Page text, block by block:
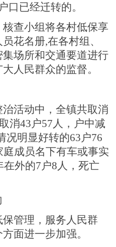
口已经迁转的。
核查小组将各村低保享
花名册,在各村组、
场所和交通要道进行
人民群众的监督。
活动中，全镇共取消
消43户57人，户中减
况明显好转的63户76
庭成员名下有车或事实
在外的7户8人，死亡
管理，服务人民群
面进一步加强。